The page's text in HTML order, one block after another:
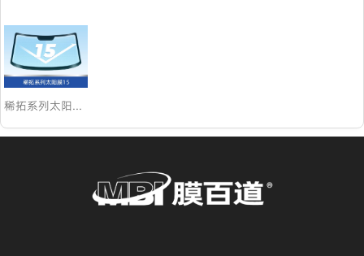
稀拓系列太阳膜15